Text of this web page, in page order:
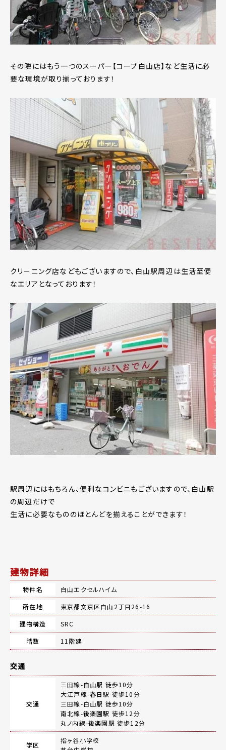
その隣にはもう一つのスーパー【コープ白山店】など生活に必
要な環境が取り揃っております！
クリーニング店などもございますので、白山駅周辺は生活至便
なエリアとなっております！
駅周辺にはもちろん、便利なコンビニもございますので、白山駅
の周辺だけで
生活に必要なもののほとんどを揃えることができます！
建物詳細
物件名
白山エクセルハイム
所在地
東京都文京区白山2丁目26-16
建物構造
SRC
階数
11階建
交通
交通
三田線-白山駅 徒歩10分
大江戸線-春日駅 徒歩10分
三田線-白山駅 徒歩10分
南北線-後楽園駅 徒歩12分
丸ノ内線-後楽園駅 徒歩12分
学区
指ヶ谷小学校